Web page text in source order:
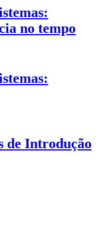
no tempo
de Introdução